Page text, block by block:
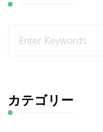
探
し
カテゴリー